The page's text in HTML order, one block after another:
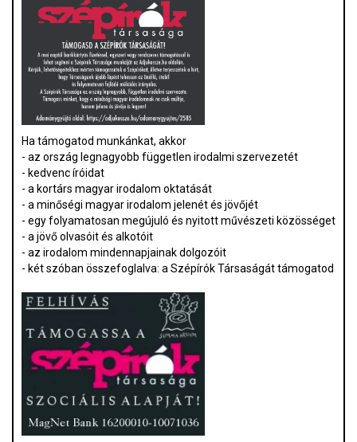
Ha támogatod munkánkat, akkor
- az ország legnagyobb független irodalmi szervezetét
- kedvenc íróidat
- a kortárs magyar irodalom oktatását
- a minőségi magyar irodalom jelenét és jövőjét
- egy folyamatosan megújuló és nyitott művészeti közösséget
- a jövő olvasóit és alkotóit
- az irodalom mindennapjainak dolgozóit
- két szóban összefoglalva: a Szépírók Társaságát támogatod